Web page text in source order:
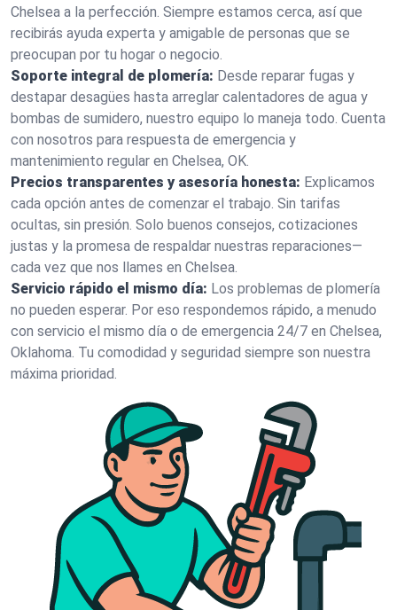
Chelsea a la perfección. Siempre estamos cerca, así que
recibirás ayuda experta y amigable de personas que se
preocupan por tu hogar o negocio.
Soporte integral de plomería: Desde reparar fugas y
destapar desagües hasta arreglar calentadores de agua y
bombas de sumidero, nuestro equipo lo maneja todo. Cuenta
con nosotros para respuesta de emergencia y
mantenimiento regular en Chelsea, OK.
Precios transparentes y asesoría honesta: Explicamos
cada opción antes de comenzar el trabajo. Sin tarifas
ocultas, sin presión. Solo buenos consejos, cotizaciones
justas y la promesa de respaldar nuestras reparaciones—
cada vez que nos llames en Chelsea.
Servicio rápido el mismo día: Los problemas de plomería
no pueden esperar. Por eso respondemos rápido, a menudo
con servicio el mismo día o de emergencia 24/7 en Chelsea,
Oklahoma. Tu comodidad y seguridad siempre son nuestra
máxima prioridad.